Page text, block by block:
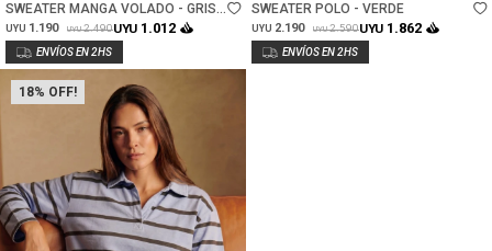
SWEATER MANGA VOLADO - GRIS
MELANGE
UYU 1.190 UYU 2.490UYU 1.012
SWEATER POLO - VERDE
UYU 2.190 UYU 2.590UYU 1.862
18